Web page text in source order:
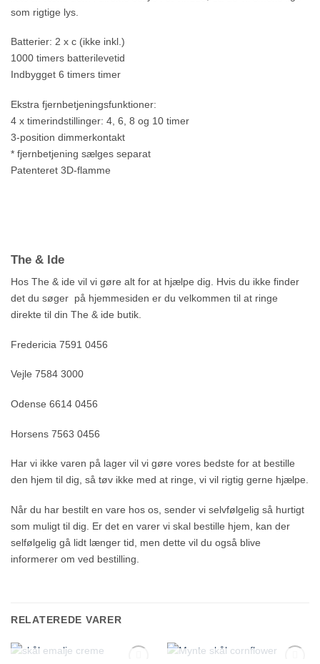
som rigtige lys.
Batterier: 2 x c (ikke inkl.)
1000 timers batterilevetid
Indbygget 6 timers timer
Ekstra fjernbetjeningsfunktioner:
4 x timerindstillinger: 4, 6, 8 og 10 timer
3-position dimmerkontakt
* fjernbetjening sælges separat
Patenteret 3D-flamme
The & Ide
Hos The & ide vil vi gøre alt for at hjælpe dig. Hvis du ikke finder
det du søger på hjemmesiden er du velkommen til at ringe
direkte til din The & ide butik.
Fredericia 7591 0456
Vejle 7584 3000
Odense 6614 0456
Horsens 7563 0456
Har vi ikke varen på lager vil vi gøre vores bedste for at bestille
den hjem til dig, så tøv ikke med at ringe, vi vil rigtig gerne hjælpe.
Når du har bestilt en vare hos os, sender vi selvfølgelig så hurtigt
som muligt til dig. Er det en varer vi skal bestille hjem, kan der
selfølgelig gå lidt længer tid, men dette vil du også blive
informerer om ved bestilling.
RELATEREDE VARER